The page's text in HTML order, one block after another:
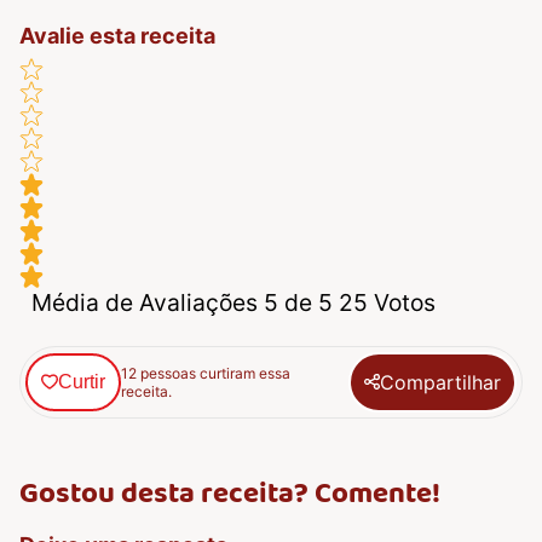
Avalie esta receita
Média de Avaliações 5 de 5 25 Votos
Curtir
12 pessoas curtiram essa
receita.
Compartilhar
Gostou desta receita? Comente!